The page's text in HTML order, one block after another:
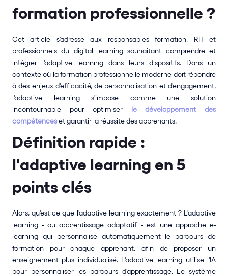
formation professionnelle ?
Cet article s'adresse aux responsables formation, RH et
professionnels du digital learning souhaitant comprendre et
intégrer l'adaptive learning dans leurs dispositifs. Dans un
contexte où la formation professionnelle moderne doit répondre
à des enjeux d'efficacité, de personnalisation et d'engagement,
l'adaptive learning s'impose comme une solution
incontournable pour optimiser le développement des
compétences et garantir la réussite des apprenants.
Définition rapide :
l'adaptive learning en 5
points clés
Alors, qu'est ce que l'adaptive learning exactement ? L'adaptive
learning - ou apprentissage adaptatif - est une approche e-
learning qui personnalise automatiquement le parcours de
formation pour chaque apprenant, afin de proposer un
enseignement plus individualisé. L'adaptive learning utilise l'IA
pour personnaliser les parcours d'apprentissage. Le système